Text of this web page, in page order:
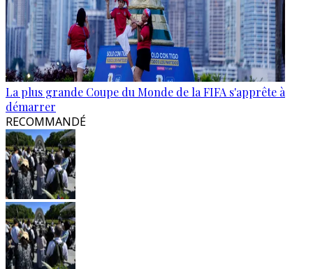
La plus grande Coupe du Monde de la FIFA s'apprête à
démarrer
RECOMMANDÉ